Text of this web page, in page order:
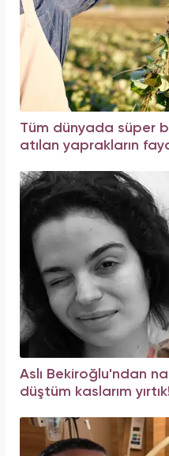
Tüm dünyada süper
atılan yaprakların
Aslı Bekiroğlu'ndan
düştüm kaslarım